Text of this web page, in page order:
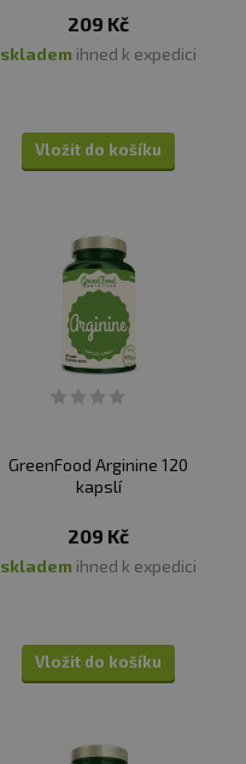
209 Kč
skladem ihned k expedici
Vložit do košíku
GreenFood Arginine 120
kapslí
209 Kč
skladem ihned k expedici
Vložit do košíku